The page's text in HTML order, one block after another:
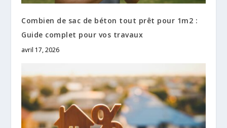
Combien de sac de béton tout prêt pour 1m2 :
Guide complet pour vos travaux
avril 17, 2026